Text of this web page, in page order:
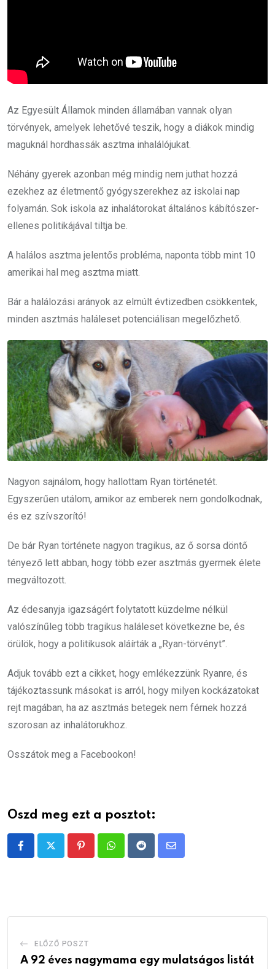
Az Egyesült Államok minden államában vannak olyan
törvények, amelyek lehetővé teszik, hogy a diákok mindig
maguknál hordhassák asztma inhalálójukat.
Néhány gyerek azonban még mindig nem juthat hozzá
ezekhez az életmentő gyógyszerekhez az iskolai nap
folyamán. Sok iskola az inhalátorokat általános kábítószer-
ellenes politikájával tiltja be.
A halálos asztma jelentős probléma, naponta több mint 10
amerikai hal meg asztma miatt.
Bár a halálozási arányok az elmúlt évtizedben csökkentek,
minden asztmás haláleset potenciálisan megelőzhető.
Nagyon sajnálom, hogy hallottam Ryan történetét.
Egyszerűen utálom, amikor az emberek nem gondolkodnak,
és ez szívszorító!
De bár Ryan története nagyon tragikus, az ő sorsa döntő
tényező lett abban, hogy több ezer asztmás gyermek élete
megváltozott.
Az édesanyja igazságért folytatott küzdelme nélkül
valószínűleg több tragikus haláleset következne be, és
örülök, hogy a politikusok aláírták a „Ryan-törvényt”.
Adjuk tovább ezt a cikket, hogy emlékezzünk Ryanre, és
tájékoztassunk másokat is arról, hogy milyen kockázatokat
rejt magában, ha az asztmás betegek nem férnek hozzá
szorosan az inhalátorukhoz.
Osszátok meg a Facebookon!
Oszd meg ezt a posztot:
PinterestWhatsappRedditShare
ELŐZŐ POSZT
A 92 éves nagymama egy mulatságos listát